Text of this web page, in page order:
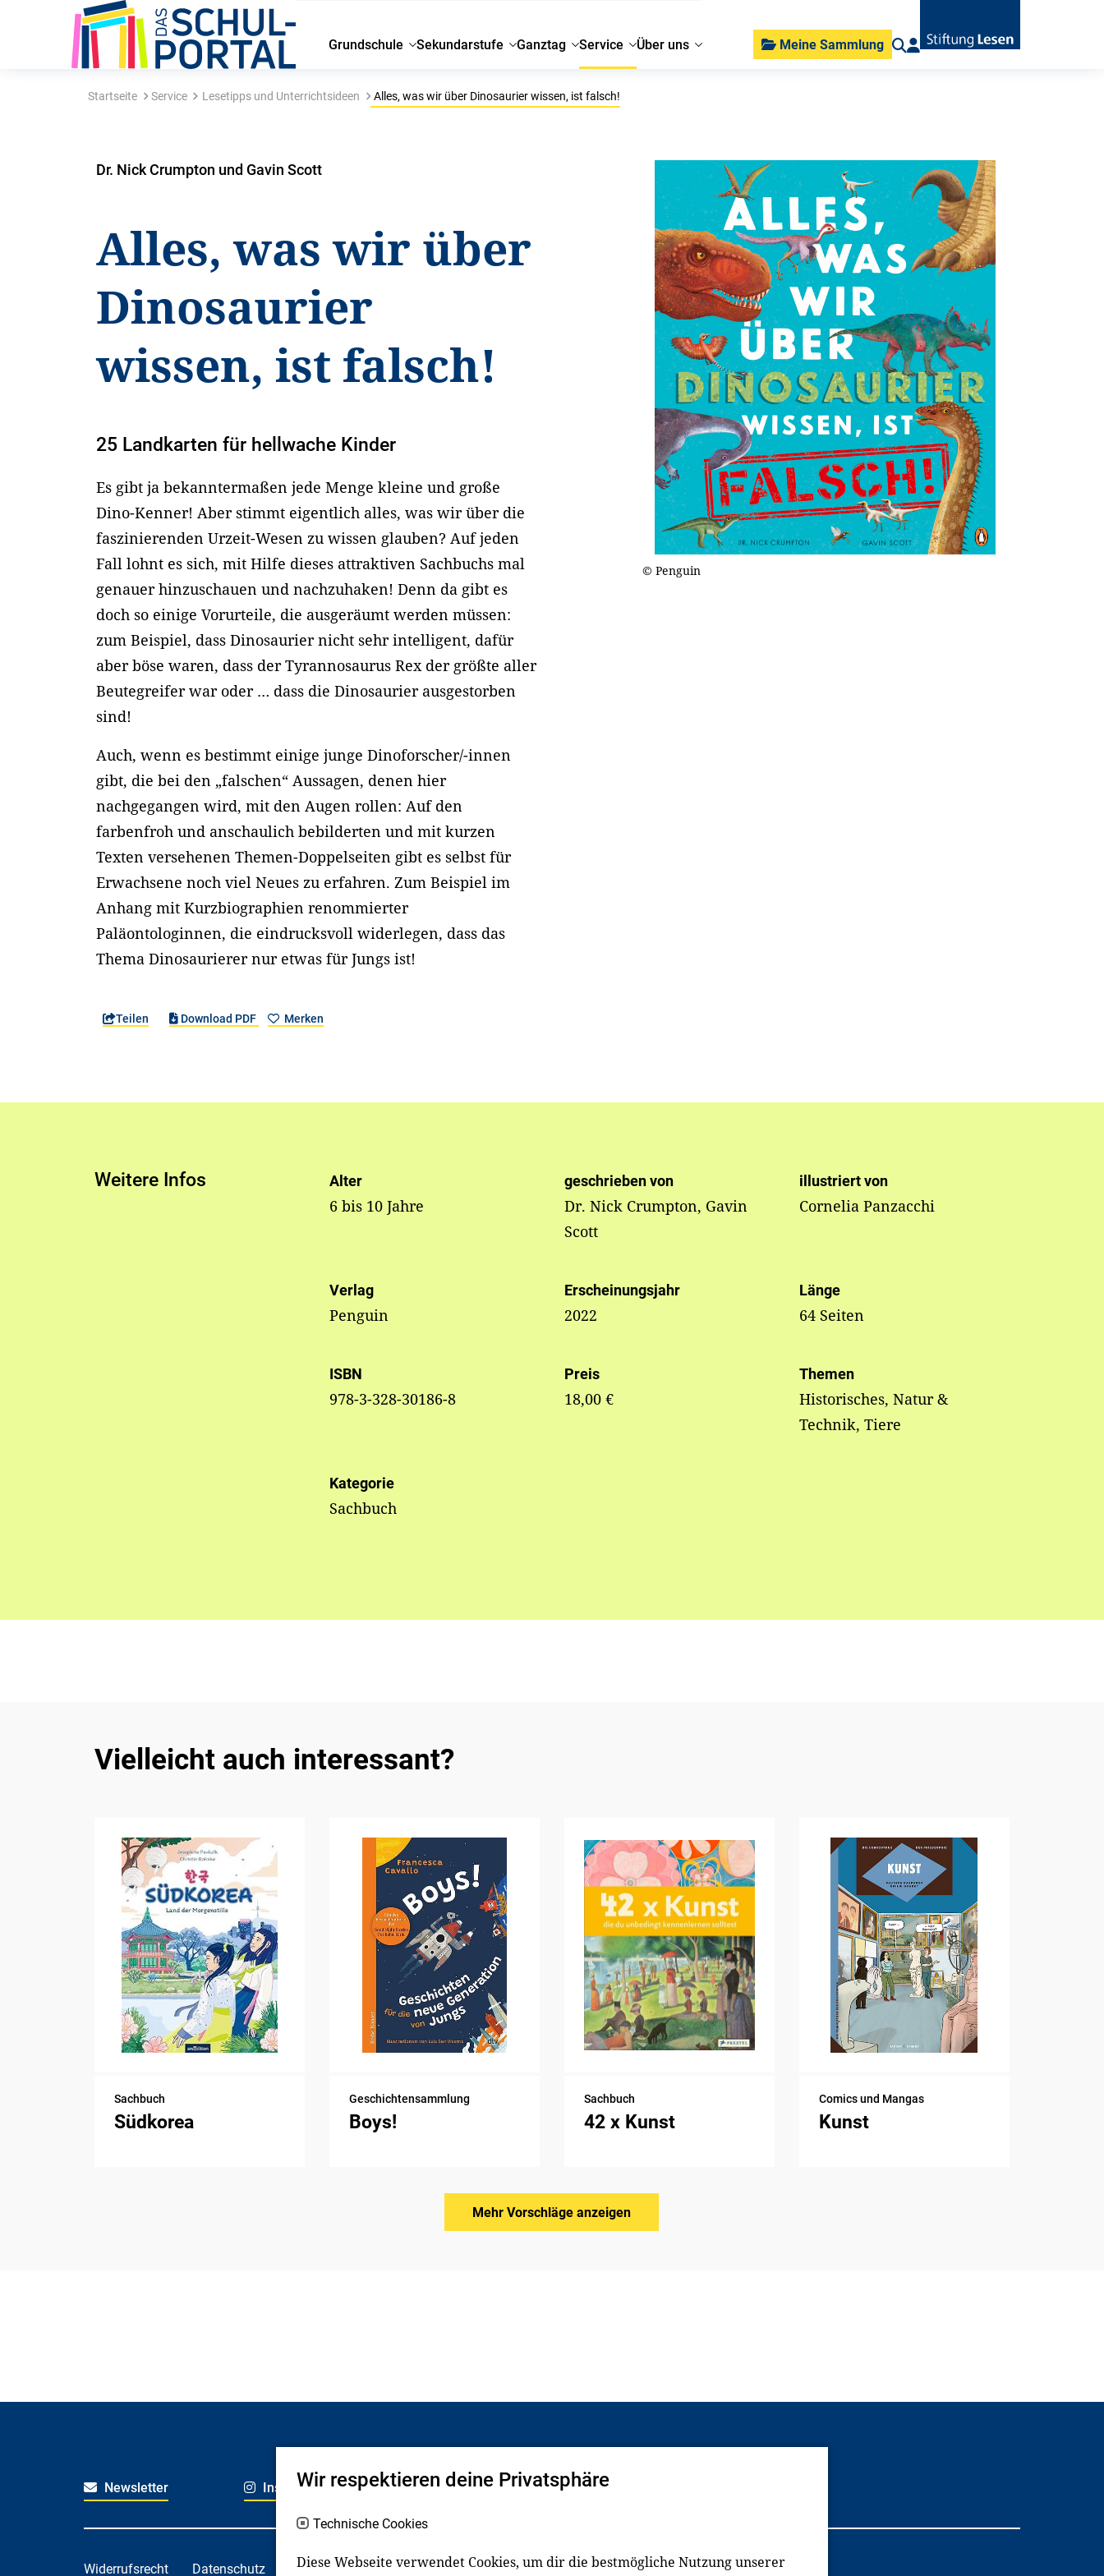
Grundschule Sekundarstufe Ganztag Service Über uns Meine Sammlung
Startseite Service Lesetipps und Unterrichtsideen Alles, was wir über Dinosaurier wissen, ist falsch!
Dr. Nick Crumpton und Gavin Scott
Alles, was wir über
Dinosaurier
wissen, ist falsch!
25 Landkarten für hellwache Kinder
Es gibt ja bekanntermaßen jede Menge kleine und große
Dino-Kenner! Aber stimmt eigentlich alles, was wir über die
faszinierenden Urzeit-Wesen zu wissen glauben? Auf jeden
Fall lohnt es sich, mit Hilfe dieses attraktiven Sachbuchs mal
genauer hinzuschauen und nachzuhaken! Denn da gibt es
doch so einige Vorurteile, die ausgeräumt werden müssen:
zum Beispiel, dass Dinosaurier nicht sehr intelligent, dafür
aber böse waren, dass der Tyrannosaurus Rex der größte aller
Beutegreifer war oder … dass die Dinosaurier ausgestorben
sind!
Auch, wenn es bestimmt einige junge Dinoforscher/-innen
gibt, die bei den „falschen“ Aussagen, denen hier
nachgegangen wird, mit den Augen rollen: Auf den
farbenfroh und anschaulich bebilderten und mit kurzen
Texten versehenen Themen-Doppelseiten gibt es selbst für
Erwachsene noch viel Neues zu erfahren. Zum Beispiel im
Anhang mit Kurzbiographien renommierter
Paläontologinnen, die eindrucksvoll widerlegen, dass das
Thema Dinosaurierer nur etwas für Jungs ist!
Teilen Download PDF Merken
© Penguin
Weitere Infos Alter
6 bis 10 Jahre
geschrieben von
Dr. Nick Crumpton, Gavin
Scott
illustriert von
Cornelia Panzacchi
Verlag
Penguin
Erscheinungsjahr
2022
Länge
64 Seiten
ISBN
978-3-328-30186-8
Preis
18,00 €
Themen
Historisches, Natur &
Technik, Tiere
Kategorie
Sachbuch
Vielleicht auch interessant?
Sachbuch
Südkorea
Geschichtensammlung
Boys!
Sachbuch
42 x Kunst
Comics und Mangas
Kunst
Mehr Vorschläge anzeigen
Newsletter Instagram Facebook LinkedIn
Widerrufsrecht Datenschutz Haftungsausschluss Impressum
Wir respektieren deine Privatsphäre
Technische Cookies
Diese Webseite verwendet Cookies, um dir die bestmögliche Nutzung unserer